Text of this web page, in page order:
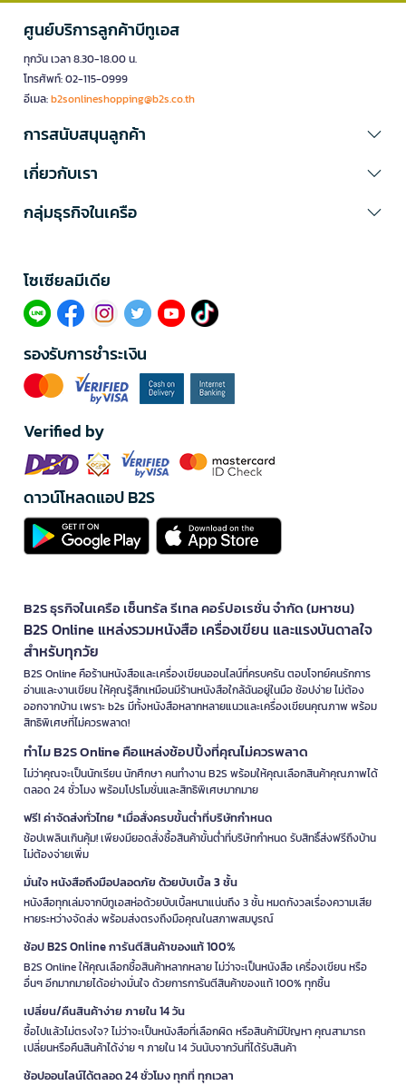
ศูนย์บริการลูกค้าบีทูเอส
ทุกวัน เวลา 8.30-18.00 น.
โทรศัพท์: 02-115-0999
อีเมล:b2sonlineshopping@b2s.co.th
การสนับสนุนลูกค้า
เกี่ยวกับเรา
กลุ่มธุรกิจในเครือ
โซเซียลมีเดีย​
รองรับการชำระเงิน
Verified by
ดาวน์โหลดแอป B2S
B2S ธุรกิจในเครือ เซ็นทรัล รีเทล คอร์ปอเรชั่น จำกัด (มหาชน)
B2S Online แหล่งรวมหนังสือ เครื่องเขียน และแรงบันดาลใจ
สำหรับทุกวัย
B2S Online คือร้านหนังสือและเครื่องเขียนออนไลน์ที่ครบครัน ตอบโจทย์คนรักการ
อ่านและงานเขียน ให้คุณรู้สึกเหมือนมีร้านหนังสือใกล้ฉันอยู่ในมือ ช้อปง่าย ไม่ต้อง
ออกจากบ้าน เพราะ b2s มีทั้งหนังสือหลากหลายแนวและเครื่องเขียนคุณภาพ พร้อม
สิทธิพิเศษที่ไม่ควรพลาด!
ทำไม B2S Online คือแหล่งช้อปปิ้งที่คุณไม่ควรพลาด
ไม่ว่าคุณจะเป็นนักเรียน นักศึกษา คนทำงาน B2S พร้อมให้คุณเลือกสินค้าคุณภาพได้
ตลอด 24 ชั่วโมง พร้อมโปรโมชั่นและสิทธิพิเศษมากมาย
ฟรี! ค่าจัดส่งทั่วไทย *เมื่อสั่งครบขั้นต่ำที่บริษัทกำหนด
ช้อปเพลินเกินคุ้ม! เพียงมียอดสั่งซื้อสินค้าขั้นต่ำที่บริษัทกำหนด รับสิทธิ์ส่งฟรีถึงบ้าน
ไม่ต้องจ่ายเพิ่ม
มั่นใจ หนังสือถึงมือปลอดภัย ด้วยบับเบิ้ล 3 ชั้น
หนังสือทุกเล่มจากบีทูเอสห่อด้วยบับเบิ้ลหนาแน่นถึง 3 ชั้น หมดกังวลเรื่องความเสีย
หายระหว่างจัดส่ง พร้อมส่งตรงถึงมือคุณในสภาพสมบูรณ์
ช้อป B2S Online การันตีสินค้าของแท้ 100%
B2S Online ให้คุณเลือกซื้อสินค้าหลากหลาย ไม่ว่าจะเป็นหนังสือ เครื่องเขียน หรือ
อื่นๆ อีกมากมายได้อย่างมั่นใจ ด้วยการการันตีสินค้าของแท้ 100% ทุกชิ้น
เปลี่ยน/คืนสินค้าง่าย ภายใน 14 วัน
ซื้อไปแล้วไม่ตรงใจ? ไม่ว่าจะเป็นหนังสือที่เลือกผิด หรือสินค้ามีปัญหา คุณสามารถ
เปลี่ยนหรือคืนสินค้าได้ง่าย ๆ ภายใน 14 วันนับจากวันที่ได้รับสินค้า
ช้อปออนไลน์ได้ตลอด 24 ชั่วโมง ทุกที่ ทุกเวลา